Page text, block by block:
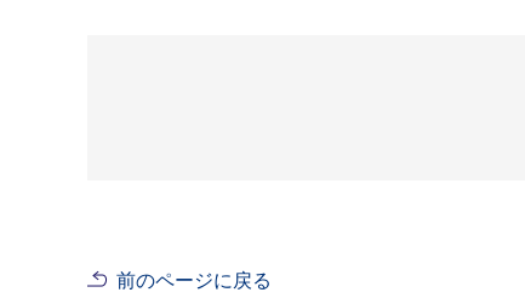
前のページに戻る